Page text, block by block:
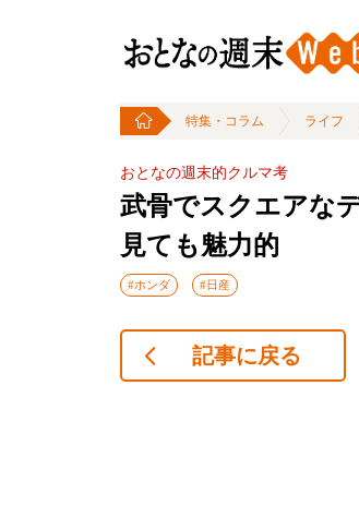
特集・コラム ライフ
おとなの週末的クルマ考
武骨でスクエアな
見ても魅力的
#ホンダ #日産
記事に戻る